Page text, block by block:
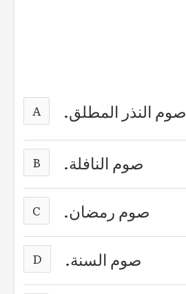
A صوم النذر المطلق.
B صوم النافلة.
C صوم رمضان.
D صوم السنة.